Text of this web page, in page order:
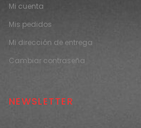
Mi cuenta
Mis pedidos
Mi dirección de entrega
Cambiar contraseña
NEWSLETTER